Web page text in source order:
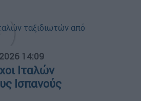
14:09
Ιταλών
Ισπανούς